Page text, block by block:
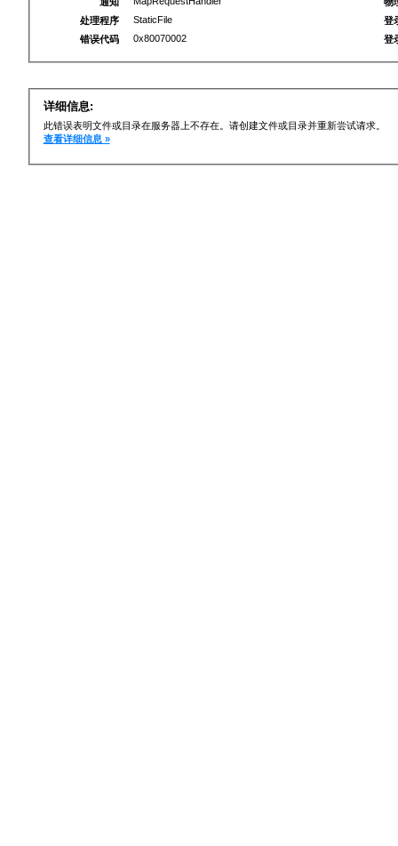
处理程序
StaticFile
错误代码
0x80070002
登
登
详细信息:
此错误表明文件或目录在服务器上不存在。请创建文件或目录并重新尝试请求。
查看详细信息 »